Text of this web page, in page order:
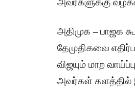
அதிமுக – பாஜக
தேமுதிகவை
விஜயும் மாற
அவர்கள் களத்தில்